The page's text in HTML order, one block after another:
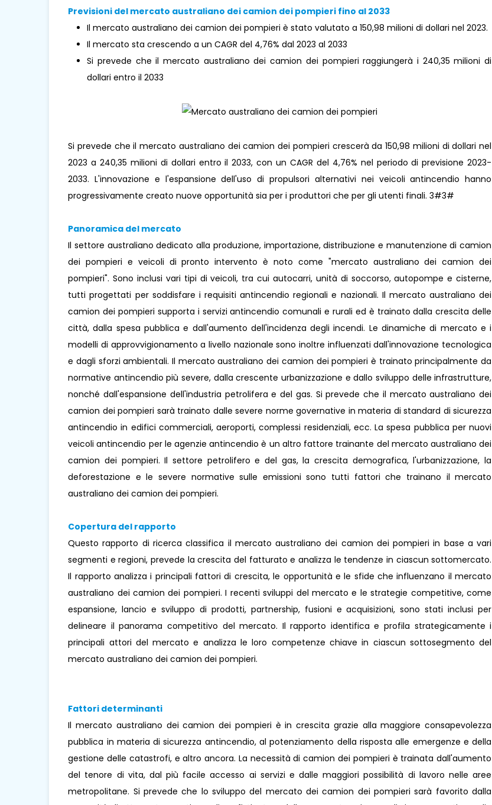
Previsioni del mercato australiano dei camion dei pompieri fino al 2033
Il mercato australiano dei camion dei pompieri è stato valutato a 150,98 milioni di dollari nel 2023.
Il mercato sta crescendo a un CAGR del 4,76% dal 2023 al 2033
Si prevede che il mercato australiano dei camion dei pompieri raggiungerà i 240,35 milioni di
dollari entro il 2033
Si prevede che il mercato australiano dei camion dei pompieri crescerà da 150,98 milioni di dollari nel
2023 a 240,35 milioni di dollari entro il 2033, con un CAGR del 4,76% nel periodo di previsione 2023-
2033. L'innovazione e l'espansione dell'uso di propulsori alternativi nei veicoli antincendio hanno
progressivamente creato nuove opportunità sia per i produttori che per gli utenti finali. 3#3#
Panoramica del mercato
Il settore australiano dedicato alla produzione, importazione, distribuzione e manutenzione di camion
dei pompieri e veicoli di pronto intervento è noto come "mercato australiano dei camion dei
pompieri". Sono inclusi vari tipi di veicoli, tra cui autocarri, unità di soccorso, autopompe e cisterne,
tutti progettati per soddisfare i requisiti antincendio regionali e nazionali. Il mercato australiano dei
camion dei pompieri supporta i servizi antincendio comunali e rurali ed è trainato dalla crescita delle
città, dalla spesa pubblica e dall'aumento dell'incidenza degli incendi. Le dinamiche di mercato e i
modelli di approvvigionamento a livello nazionale sono inoltre influenzati dall'innovazione tecnologica
e dagli sforzi ambientali. Il mercato australiano dei camion dei pompieri è trainato principalmente da
normative antincendio più severe, dalla crescente urbanizzazione e dallo sviluppo delle infrastrutture,
nonché dall'espansione dell'industria petrolifera e del gas. Si prevede che il mercato australiano dei
camion dei pompieri sarà trainato dalle severe norme governative in materia di standard di sicurezza
antincendio in edifici commerciali, aeroporti, complessi residenziali, ecc. La spesa pubblica per nuovi
veicoli antincendio per le agenzie antincendio è un altro fattore trainante del mercato australiano dei
camion dei pompieri. Il settore petrolifero e del gas, la crescita demografica, l'urbanizzazione, la
deforestazione e le severe normative sulle emissioni sono tutti fattori che trainano il mercato
australiano dei camion dei pompieri.
Copertura del rapporto
Questo rapporto di ricerca classifica il mercato australiano dei camion dei pompieri in base a vari
segmenti e regioni, prevede la crescita del fatturato e analizza le tendenze in ciascun sottomercato.
Il rapporto analizza i principali fattori di crescita, le opportunità e le sfide che influenzano il mercato
australiano dei camion dei pompieri. I recenti sviluppi del mercato e le strategie competitive, come
espansione, lancio e sviluppo di prodotti, partnership, fusioni e acquisizioni, sono stati inclusi per
delineare il panorama competitivo del mercato. Il rapporto identifica e profila strategicamente i
principali attori del mercato e analizza le loro competenze chiave in ciascun sottosegmento del
mercato australiano dei camion dei pompieri.
Fattori determinanti
Il mercato australiano dei camion dei pompieri è in crescita grazie alla maggiore consapevolezza
pubblica in materia di sicurezza antincendio, al potenziamento della risposta alle emergenze e della
gestione delle catastrofi, e altro ancora. La necessità di camion dei pompieri è trainata dall'aumento
del tenore di vita, dal più facile accesso ai servizi e dalle maggiori possibilità di lavoro nelle aree
metropolitane. Si prevede che lo sviluppo del mercato dei camion dei pompieri sarà favorito dalla